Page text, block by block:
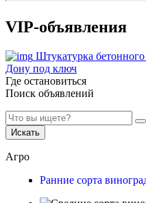
VIP-объявления
Штукатурка
Дону под ключ
Где остановиться
Поиск объявлений
Искать
Агро
Ранние сорта